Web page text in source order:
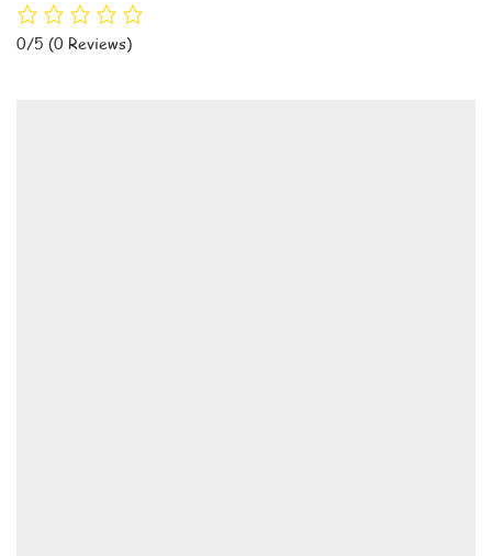
0/5 (0 Reviews)